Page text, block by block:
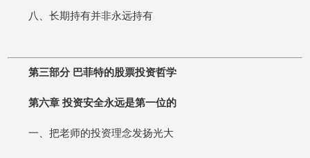
八、长期持有并非永远持有
第三部分 巴菲特的股票投资哲学
第六章 投资安全永远是第一位的
一、把老师的投资理念发扬光大